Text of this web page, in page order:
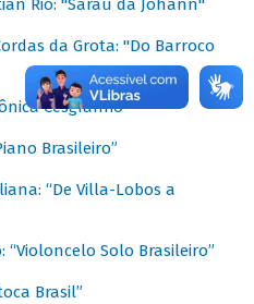
Rio: "Sarau da Johann"
da Grota: "Do Barroco
Cesgranrio
Brasileiro”
“De Villa-Lobos a
“Violoncelo Solo Brasileiro”
Brasil”